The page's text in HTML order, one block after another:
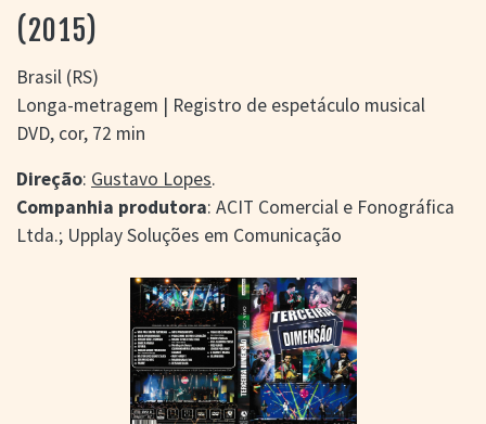
> APRESENTAÇÃO
> BUSCA AVANÇADA
> LISTA DE FILMES
> FILMOGRAFIAS DE
CINEASTAS
> DISCOGRAFIAS
CONTATO E
LOCALIZAÇÃO
(2015)
Brasil (RS)
Longa-metragem | Registro de espetáculo musical
DVD, cor, 72 min
Direção: Gustavo Lopes.
Companhia produtora: ACIT Comercial e Fonográfica
Ltda.; Upplay Soluções em Comunicação